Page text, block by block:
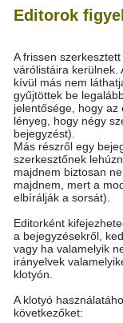
Editorok
A frissen
várólistáira kerülnek.
kívül más nem
gyűjtöttek be
jelentősége, hogy az
lényeg, hogy négy
bejegyzést).
Más részről egy
szerkesztőnek
majdnem biztosan
majdnem, mert a
elbírálják a sorsát).
Editorként
a bejegyzésekről,
vagy ha valamelyik
irányelvek
klotyón.
A klotyó
következőket: